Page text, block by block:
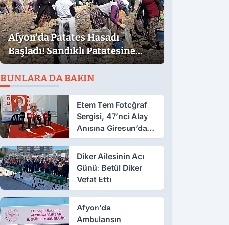
Afyon'da Patates Hasadı
Başladı! Sandıklı Patatesine
Yoğun İlgi
BUNLARA DA BAKIN
Etem Tem Fotoğraf
Sergisi, 47’nci Alay
Anısına Giresun’da
Açılacak
Diker Ailesinin Acı
Günü: Betül Diker
Vefat Etti
Afyon’da
Ambulansın